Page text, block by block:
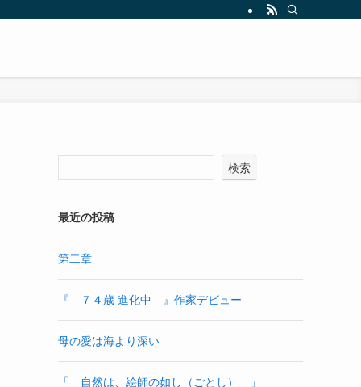
検索
最近の投稿
第二章
『 ７４歳 進化中 』作家デビュー
母の愛は海より深い
「 自然は、絵師の如し（ごとし） 」